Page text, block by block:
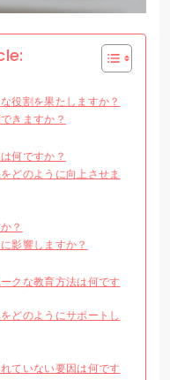
役割を果たしますか？
きますか？
何ですか？
どのように向上させま
？
影響しますか？
クな教育方法は何です
どのようにサポートし
ていない要因は何です